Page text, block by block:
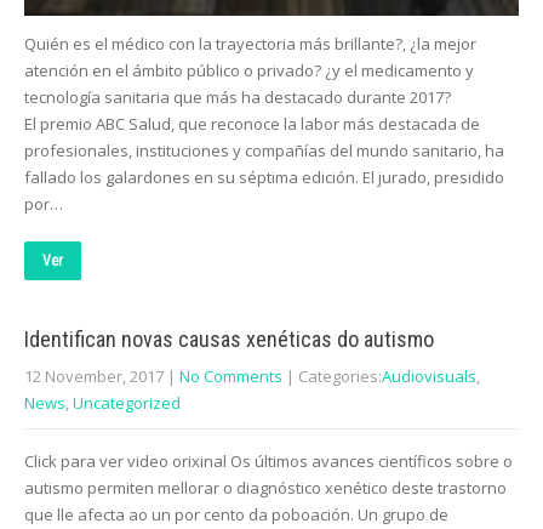
Quién es el médico con la trayectoria más brillante?, ¿la mejor
atención en el ámbito público o privado? ¿y el medicamento y
tecnología sanitaria que más ha destacado durante 2017?
El premio ABC Salud, que reconoce la labor más destacada de
profesionales, instituciones y compañías del mundo sanitario, ha
fallado los galardones en su séptima edición. El jurado, presidido
por…
Ver
Identifican novas causas xenéticas do autismo
12 November, 2017 | No Comments | Categories:Audiovisuals,
News,Uncategorized
Click para ver video orixinal Os últimos avances científicos sobre o
autismo permiten mellorar o diagnóstico xenético deste trastorno
que lle afecta ao un por cento da poboación. Un grupo de